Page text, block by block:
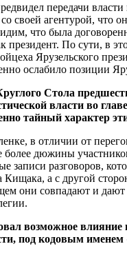
передачи
своей агентурой, что
что была
президент. По сути, в
Ярузельского
ослабило позиции
Стола
власти во
тайный характер
в отличии от
дюжины
записи разговоров,
а с другой
они совпадают и
возможное влияние
под кодовым именем